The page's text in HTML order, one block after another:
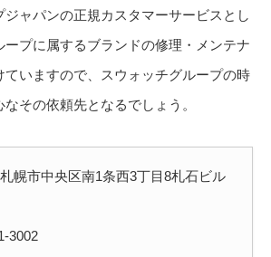
ジャパンの正規カスタマーサービスとし
プに属するブランドの修理・メンテナ
ていますので、スウォッチグループの時
その依頼先となるでしょう。
札幌市中央区南1条西3丁目8札石ビル
3002